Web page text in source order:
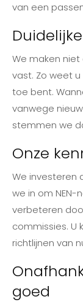
van een
We maken
vast. Zo weet
toe bent.
vanwege
stemmen we
Onze
We investeren
we in om
verbeteren
commissies. U
richtlijnen van
goed